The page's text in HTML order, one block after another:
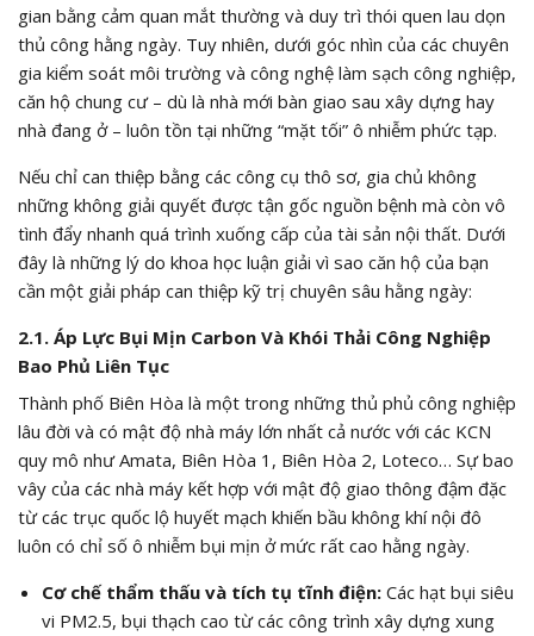
gian bằng cảm quan mắt thường và duy trì thói quen lau dọn
thủ công hằng ngày. Tuy nhiên, dưới góc nhìn của các chuyên
gia kiểm soát môi trường và công nghệ làm sạch công nghiệp,
căn hộ chung cư – dù là nhà mới bàn giao sau xây dựng hay
nhà đang ở – luôn tồn tại những “mặt tối” ô nhiễm phức tạp.
Nếu chỉ can thiệp bằng các công cụ thô sơ, gia chủ không
những không giải quyết được tận gốc nguồn bệnh mà còn vô
tình đẩy nhanh quá trình xuống cấp của tài sản nội thất. Dưới
đây là những lý do khoa học luận giải vì sao căn hộ của bạn
cần một giải pháp can thiệp kỹ trị chuyên sâu hằng ngày:
2.1. Áp Lực Bụi Mịn Carbon Và Khói Thải Công Nghiệp
Bao Phủ Liên Tục
Thành phố Biên Hòa là một trong những thủ phủ công nghiệp
lâu đời và có mật độ nhà máy lớn nhất cả nước với các KCN
quy mô như Amata, Biên Hòa 1, Biên Hòa 2, Loteco… Sự bao
vây của các nhà máy kết hợp với mật độ giao thông đậm đặc
từ các trục quốc lộ huyết mạch khiến bầu không khí nội đô
luôn có chỉ số ô nhiễm bụi mịn ở mức rất cao hằng ngày.
Cơ chế thẩm thấu và tích tụ tĩnh điện:Các hạt bụi siêu
vi PM2.5, bụi thạch cao từ các công trình xây dựng xung